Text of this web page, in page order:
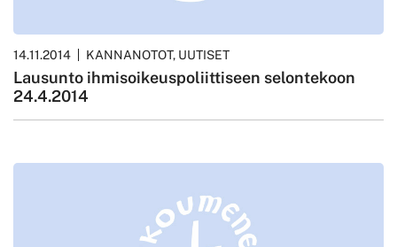
14.11.2014 KANNANOTOT, UUTISET
Lausunto ihmisoikeuspoliittiseen selontekoon
24.4.2014